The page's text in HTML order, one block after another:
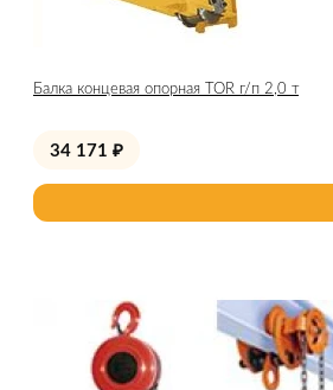
Балка концевая опорная TOR г/п 2,0 т
34 171 ₽